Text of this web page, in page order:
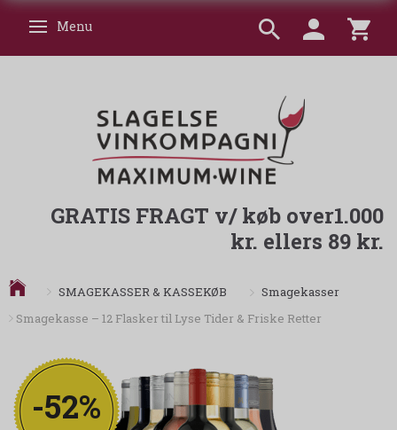
Skifte navigation
Menu
GRATIS FRAGT v/ køb over1.000
kr. ellers 89 kr.
SMAGEKASSER & KASSEKØB
Smagekasser
Smagekasse – 12 Flasker til Lyse Tider & Friske Retter
-52%